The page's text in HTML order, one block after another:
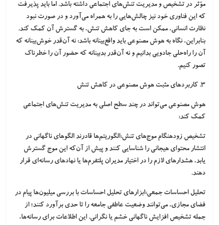
مؤثر در تشخیص و مدیریت تنش‌های اجتماعی داشته باشد. اما باید پذیرفت
که این فناوری خود نیز چالش‌هایی را به همراه می‌آورد و در صورت نبود
نظارت انسانی، ممکن است به جای کاهش تنش، به گسترش آن کمک کند.
بنابراین، نگاه به هوش مصنوعی باید واقع‌بینانه باشد: نه آن‌قدر خوش‌بینانه که
آن را راه‌حلی جادویی بدانیم و نه آن‌قدر بدبینانه که حضور آن را خطرناک
تصور کنیم.
۳. کاربردهای مثبت هوش مصنوعی در کاهش تنش
هوش مصنوعی می‌تواند در چند سطح اصلی به مدیریت تنش‌های اجتماعی
کمک کند:
تشخیص زودهنگام موج‌های تنش:الگوریتم‌ها قادرند الگوهای ناگهانی در
انتشار محتوای هیجانی را شناسایی کنند و پیش از آن‌که این موج گسترش
یابد، هشدارهای لازم را در اختیار مدیران پلتفرم‌ها یا نهادهای رسانه‌ای قرار
دهند.
تحلیل احساسات جمعی:ابزارهای تحلیل احساسات با بررسی میلیون‌ها پیام در
فضای مجازی، می‌توانند وضعیت عاطفی جامعه را تا حدی برآورد کنند؛ از
جمله تشخیص افزایش ناگهانی خشم یا نگرانی. این اطلاعات برای رسانه‌ها،